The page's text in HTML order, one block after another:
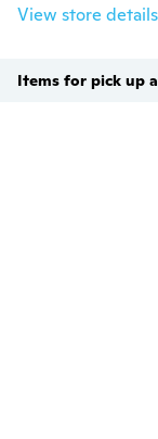
View store details
Items for pick up